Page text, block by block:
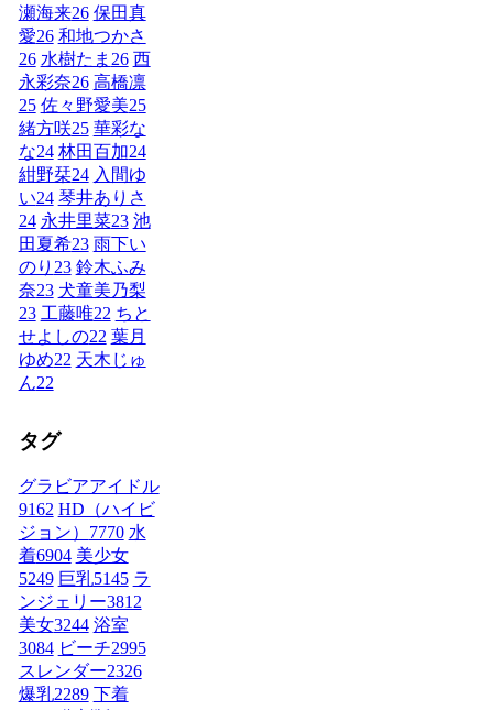
瀬海来26 保田真
愛26 和地つかさ
26 水樹たま 26 西
永彩奈26 高橋凛
25 佐々野愛美25
緒方咲25 華彩な
な24 林田百加24
紺野栞24 入間ゆ
い24 琴井ありさ
24 永井里菜23 池
田夏希23 雨下い
のり 23 鈴木ふみ
奈23 犬童美乃梨
23 工藤唯22 ちと
せよしの22 葉月
ゆめ22 天木じゅ
ん22
タグ
グラビアアイドル
9162 HD（ハイビ
ジョン） 7770 水
着6904 美少女
5249 巨乳5145 ラ
ンジェリー3812
美女3244 浴室
3084 ビーチ2995
スレンダー2326
爆乳2289 下着